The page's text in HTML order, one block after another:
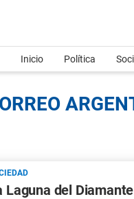
Inicio Política
Laguna del